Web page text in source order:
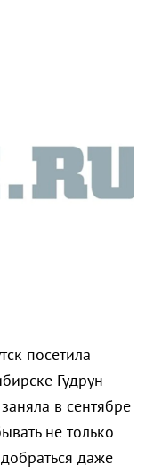
посетила
Гудрун
в сентябре
не только
даже